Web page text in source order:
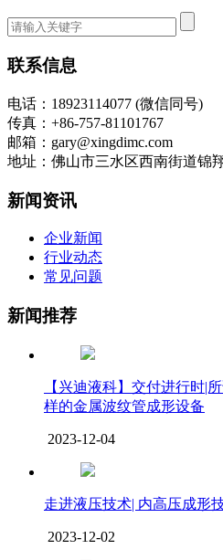
联系信息
电话：18923114077 (微信同号)
传真：+86-757-81101767
邮箱：gary@xingdimc.com
地址：佛山市三水区西南街道锦
新闻资讯
企业新闻
行业动态
常见问题
新闻推荐
【兴迪液科】交付进行时|
样的金属波纹管成形设备
2023-12-04
走进液压技术| 内高压成形
2023-12-02